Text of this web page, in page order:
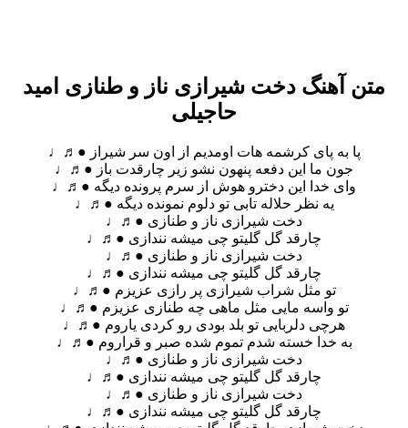
متن آهنگ دخت شیرازی ناز و طنازی امید
حاجیلی
پا به پای کرشمه هات اومدیم از اون سر شیراز ●♬♩
جون ما این دفعه پنهون نشو زیر چارقدت باز ●♬♩
وای خدا این دخترو هوش از سرم پرونده دیگه ●♬♩
یه نظر حلاله تابی تو دلوم نمونده دیگه ●♬♩
دخت شیرازی ناز و طنازی ●♬♩
چارقد گل گلیتو چی میشه نندازی ●♬♩
دخت شیرازی ناز و طنازی ●♬♩
چارقد گل گلیتو چی میشه نندازی ●♬♩
تو مثل شراب شیرازی پر رازی عزیزم ●♬♩
تو واسه مایی مثل ماهی چه طنازی عزیزم ●♬♩
هرچی دلربایی تو بلد بودی رو کردی یاروم ●♬♩
به خدا خسته شدم تموم شده صبر و قراروم ●♬♩
دخت شیرازی ناز و طنازی ●♬♩
چارقد گل گلیتو چی میشه نندازی ●♬♩
دخت شیرازی ناز و طنازی ●♬♩
چارقد گل گلیتو چی میشه نندازی ●♬♩